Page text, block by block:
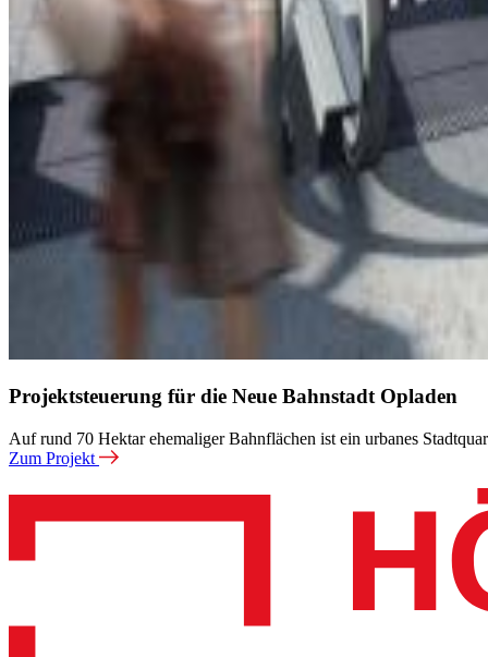
Projektsteuerung für die Neue Bahnstadt Opladen
Auf rund 70 Hektar ehemaliger Bahnflächen ist ein urbanes
Zum Projekt